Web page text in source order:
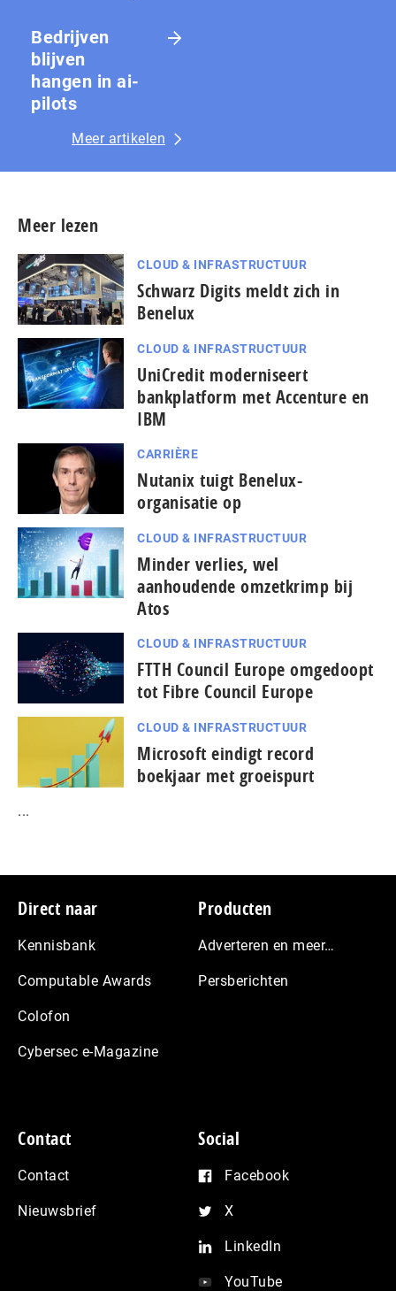
Bedrijven
blijven
hangen in ai-
pilots
Meer artikelen
Meer lezen
CLOUD & INFRASTRUCTUUR
Schwarz Digits meldt zich in
Benelux
CLOUD & INFRASTRUCTUUR
UniCredit moderniseert
bankplatform met Accenture en
IBM
CARRIÈRE
Nutanix tuigt Benelux-
organisatie op
CLOUD & INFRASTRUCTUUR
Minder verlies, wel
aanhoudende omzetkrimp bij
Atos
CLOUD & INFRASTRUCTUUR
FTTH Council Europe omgedoopt
tot Fibre Council Europe
CLOUD & INFRASTRUCTUUR
Microsoft eindigt record
boekjaar met groeispurt
...
Footer
Direct naar
Kennisbank
Computable Awards
Colofon
Cybersec e-Magazine
Producten
Adverteren en meer…
Persberichten
Contact
Contact
Nieuwsbrief
Social
Facebook
X
LinkedIn
YouTube